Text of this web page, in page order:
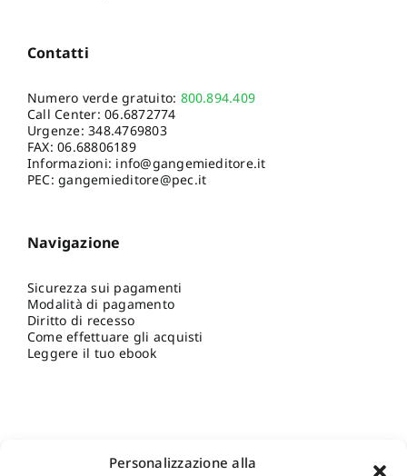
Personalizzazione alla
Contatti
Numero verde gratuito: 800.894.409
Call Center:06.6872774
Urgenze:348.4769803
FAX: 06.68806189
Informazioni: info@gangemieditore.it
PEC: gangemieditore@pec.it
Navigazione
Sicurezza sui pagamenti
Modalità di pagamento
Diritto di recesso
Come effettuare gli acquisti
Leggere il tuo ebook